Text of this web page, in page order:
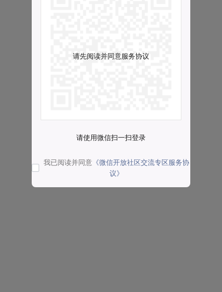
请先阅读并同意服务协议
请使用微信扫一扫登录
我已阅读并同意 《微信开放社区交流专区服务协
议》